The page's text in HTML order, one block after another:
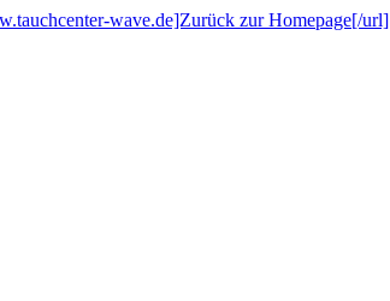
wave.de]Zurück zur Homepage[/url]